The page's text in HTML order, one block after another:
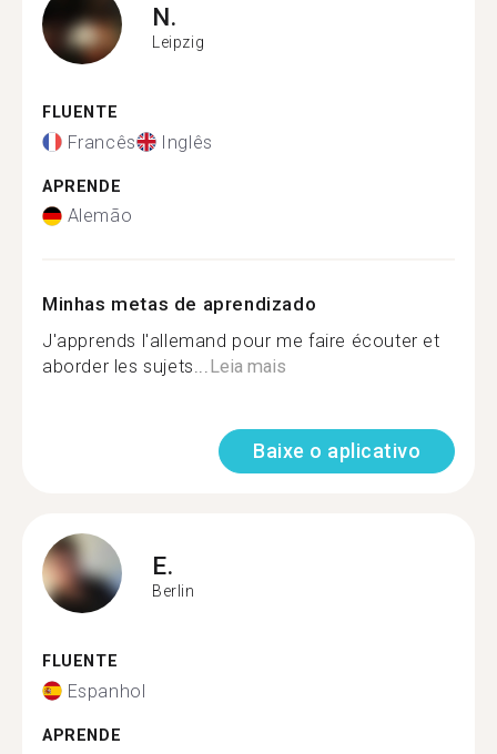
N.
Leipzig
FLUENTE
Francês Inglês
APRENDE
Alemão
Minhas metas de aprendizado
J'apprends l'allemand pour me faire écouter et
aborder les sujets...Leia mais
Baixe o aplicativo
E.
Berlin
FLUENTE
Espanhol
APRENDE